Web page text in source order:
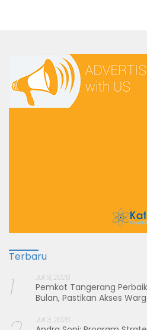
Terbaru
1 Juli 8, 2026
Pemkot Tangerang
Bulan, Pastikan Akses
Juli 3, 2026